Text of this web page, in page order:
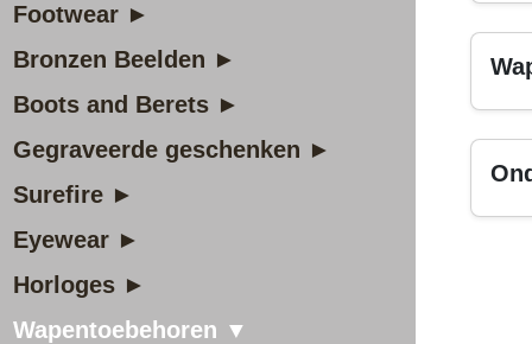
Footwear ►
Bronzen Beelden ►
Boots and Berets ►
Gegraveerde geschenken ►
Surefire ►
Eyewear ►
Horloges ►
Wapentoebehoren ▼